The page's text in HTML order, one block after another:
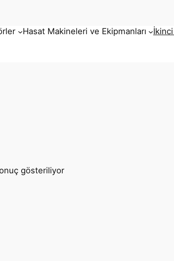
Hasat Makineleri ve Ekipmanları
gösteriliyor